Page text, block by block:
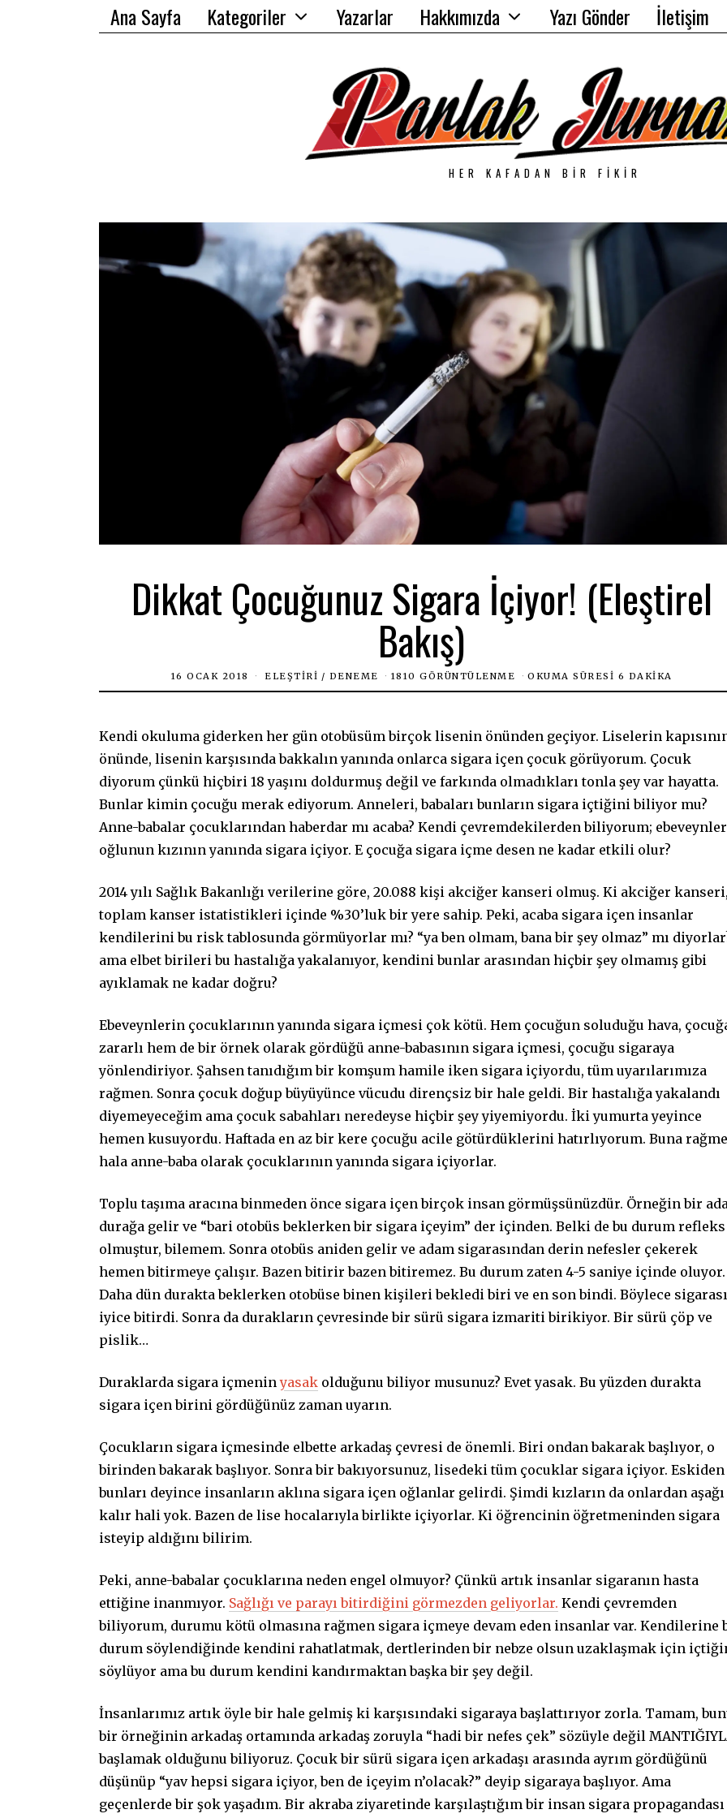
Ana Sayfa Kategoriler Yazarlar Hakkımızda Yazı Gönder İletişim
HER KAFADAN BIR FIKIR
Dikkat Çocuğunuz Sigara İçiyor! (Eleştirel
Bakış)
16 OCAK 2018 ELEŞTIRI / DENEME 1810 GÖRÜNTÜLENME OKUMA SÜRESI 6 DAKIKA
Kendi okuluma giderken her gün otobüsüm birçok lisenin önünden geçiyor. Liselerin
önünde, lisenin karşısında bakkalın yanında onlarca sigara içen çocuk görüyorum. Çocuk
diyorum çünkü hiçbiri 18 yaşını doldurmuş değil ve farkında olmadıkları tonla şey var hayatta.
Bunlar kimin çocuğu merak ediyorum. Anneleri, babaları bunların sigara içtiğini biliyor mu?
Anne-babalar çocuklarından haberdar mı acaba? Kendi çevremdekilerden biliyorum; ebeveynler
oğlunun kızının yanında sigara içiyor. E çocuğa sigara içme desen ne kadar etkili olur?
2014 yılı Sağlık Bakanlığı verilerine göre, 20.088 kişi akciğer kanseri olmuş. Ki akciğer kanseri,
toplam kanser istatistikleri içinde %30’luk bir yere sahip. Peki, acaba sigara içen insanlar
kendilerini bu risk tablosunda görmüyorlar mı? “ya ben olmam, bana bir şey olmaz” mı
ama elbet birileri bu hastalığa yakalanıyor, kendini bunlar arasından hiçbir şey olmamış gibi
ayıklamak ne kadar doğru?
Ebeveynlerin çocuklarının yanında sigara içmesi çok kötü. Hem çocuğun soluduğu hava,
zararlı hem de bir örnek olarak gördüğü anne-babasının sigara içmesi, çocuğu sigaraya
yönlendiriyor. Şahsen tanıdığım bir komşum hamile iken sigara içiyordu, tüm uyarılarımıza
rağmen. Sonra çocuk doğup büyüyünce vücudu dirençsiz bir hale geldi. Bir hastalığa yakalandı
diyemeyeceğim ama çocuk sabahları neredeyse hiçbir şey yiyemiyordu. İki yumurta yeyince
hemen kusuyordu. Haftada en az bir kere çocuğu acile götürdüklerini hatırlıyorum. Buna
hala anne-baba olarak çocuklarının yanında sigara içiyorlar.
Toplu taşıma aracına binmeden önce sigara içen birçok insan görmüşsünüzdür. Örneğin bir
durağa gelir ve “bari otobüs beklerken bir sigara içeyim” der içinden. Belki de bu durum refleks
olmuştur, bilemem. Sonra otobüs aniden gelir ve adam sigarasından derin nefesler çekerek
hemen bitirmeye çalışır. Bazen bitirir bazen bitiremez. Bu durum zaten 4-5 saniye içinde oluyor.
Daha dün durakta beklerken otobüse binen kişileri bekledi biri ve en son bindi. Böylece
iyice bitirdi. Sonra da durakların çevresinde bir sürü sigara izmariti birikiyor. Bir sürü çöp ve
pislik…
Duraklarda sigara içmeninyasak olduğunu biliyor musunuz? Evet yasak. Bu yüzden durakta
sigara içen birini gördüğünüz zaman uyarın.
Çocukların sigara içmesinde elbette arkadaş çevresi de önemli. Biri ondan bakarak başlıyor, o
birinden bakarak başlıyor. Sonra bir bakıyorsunuz, lisedeki tüm çocuklar sigara içiyor. Eskiden
bunları deyince insanların aklına sigara içen oğlanlar gelirdi. Şimdi kızların da onlardan aşağı
kalır hali yok. Bazen de lise hocalarıyla birlikte içiyorlar. Ki öğrencinin öğretmeninden sigara
isteyip aldığını bilirim.
Peki, anne-babalar çocuklarına neden engel olmuyor? Çünkü artık insanlar sigaranın hasta
ettiğine inanmıyor. Sağlığı ve parayı bitirdiğini görmezden geliyorlar. Kendi çevremden
biliyorum, durumu kötü olmasına rağmen sigara içmeye devam eden insanlar var. Kendilerine
durum söylendiğinde kendini rahatlatmak, dertlerinden bir nebze olsun uzaklaşmak için
söylüyor ama bu durum kendini kandırmaktan başka bir şey değil.
İnsanlarımız artık öyle bir hale gelmiş ki karşısındaki sigaraya başlattırıyor zorla. Tamam,
bir örneğinin arkadaş ortamında arkadaş zoruyla “hadi bir nefes çek” sözüyle değil
başlamak olduğunu biliyoruz. Çocuk bir sürü sigara içen arkadaşı arasında ayrım gördüğünü
düşünüp “yav hepsi sigara içiyor, ben de içeyim n’olacak?” deyip sigaraya başlıyor. Ama
geçenlerde bir şok yaşadım. Bir akraba ziyaretinde karşılaştığım bir insan sigara propagandası